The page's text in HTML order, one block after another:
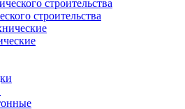
строительства